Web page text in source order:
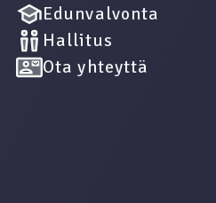
Edunvalvonta
Hallitus
Ota yhteyttä